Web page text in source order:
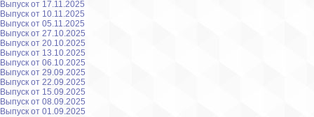
Выпуск от 17.11.2025
Выпуск от 10.11.2025
Выпуск от 05.11.2025
Выпуск от 27.10.2025
Выпуск от 20.10.2025
Выпуск от 13.10.2025
Выпуск от 06.10.2025
Выпуск от 29.09.2025
Выпуск от 22.09.2025
Выпуск от 15.09.2025
Выпуск от 08.09.2025
Выпуск от 01.09.2025